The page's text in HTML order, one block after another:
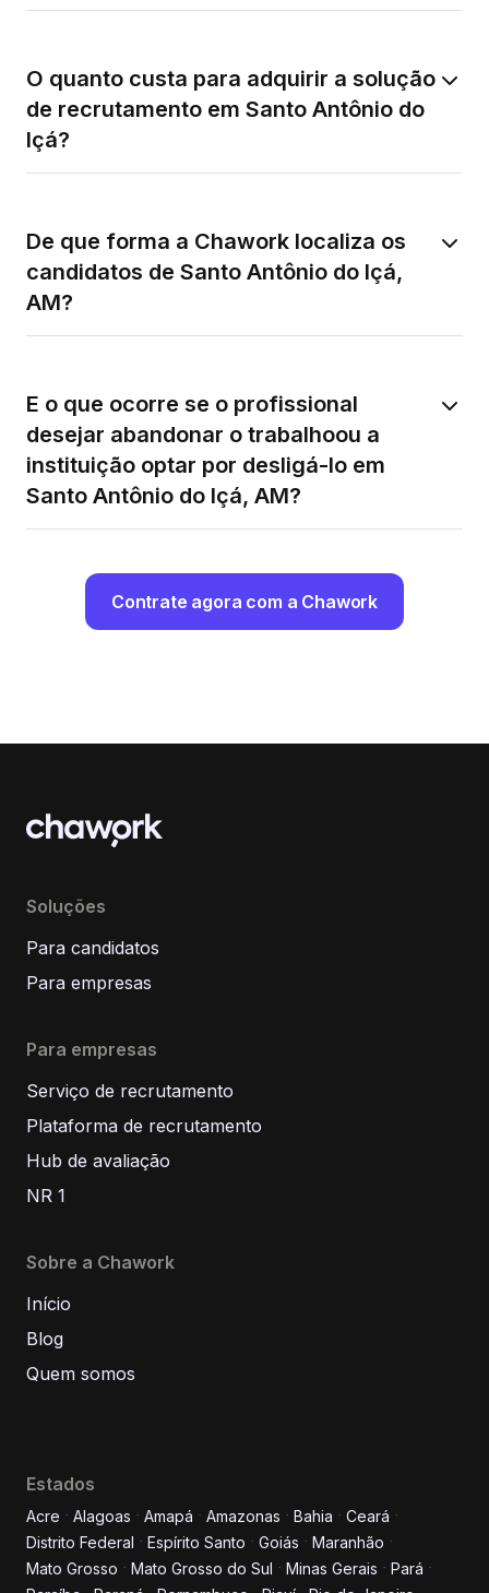
O quanto custa para adquirir a solução
de recrutamento em Santo Antônio do
Içá?
De que forma a Chawork localiza os
candidatos de Santo Antônio do Içá,
AM?
E o que ocorre se o profissional
desejar abandonar o trabalhoou a
instituição optar por desligá-lo em
Santo Antônio do Içá, AM?
Contrate agora com a Chawork
Informe seus dados para
Soluções
Para candidatos
Para empresas
Para empresas
Serviço de recrutamento
Plataforma de recrutamento
Hub de avaliação
NR 1
Sobre a Chawork
Início
Blog
Quem somos
Estados
Acre Alagoas Amapá Amazonas Bahia
Ceará
Distrito Federal
Espírito Santo Goiás
Maranhão
Mato Grosso
Mato Grosso do Sul Minas Gerais
Pará